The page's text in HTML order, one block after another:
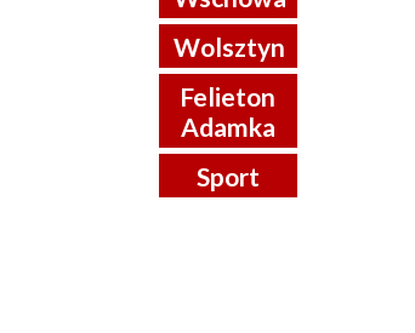
Wolsztyn
Felieton
Adamka
Sport